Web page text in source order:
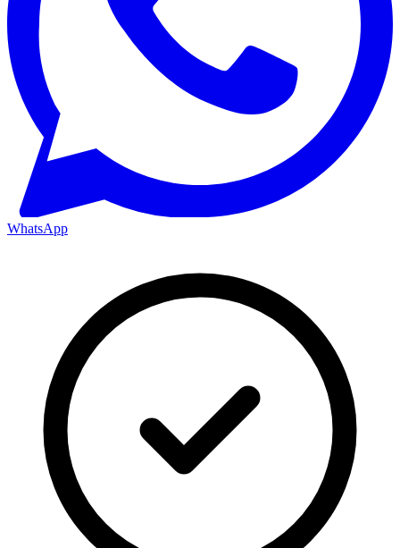
WhatsApp